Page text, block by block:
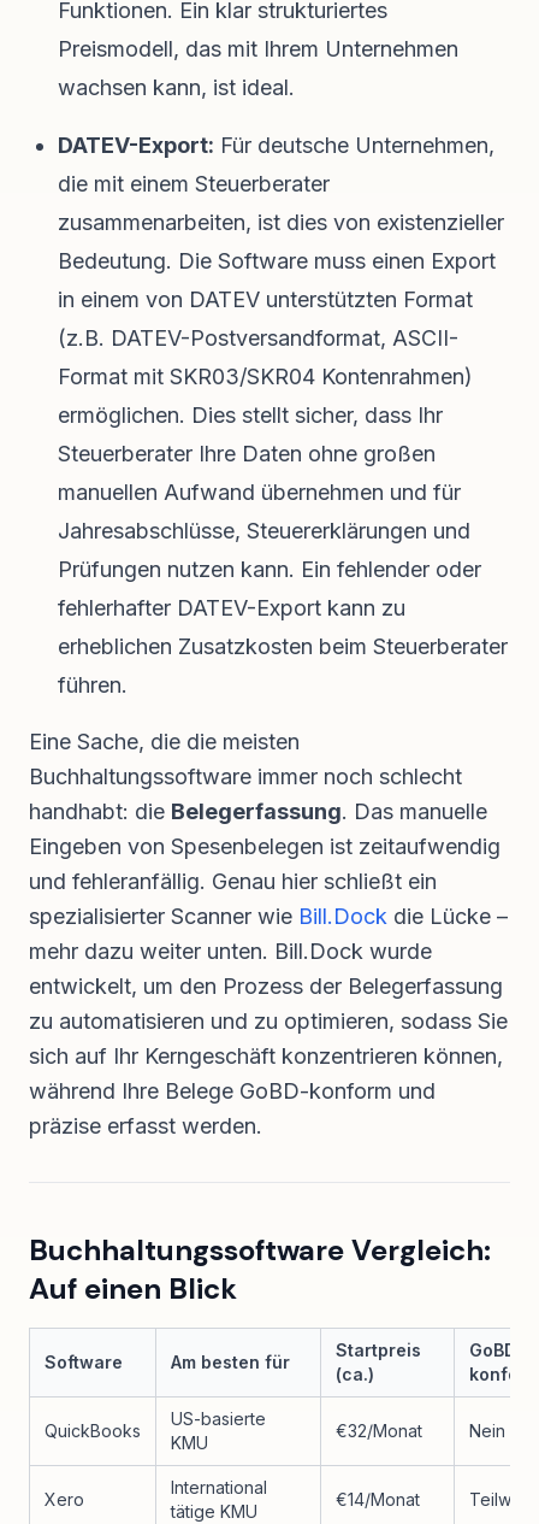
Funktionen. Ein klar strukturiertes
Preismodell, das mit Ihrem Unternehmen
wachsen kann, ist ideal.
DATEV-Export: Für deutsche Unternehmen,
die mit einem Steuerberater
zusammenarbeiten, ist dies von existenzieller
Bedeutung. Die Software muss einen Export
in einem von DATEV unterstützten Format
(z.B. DATEV-Postversandformat, ASCII-
Format mit SKR03/SKR04 Kontenrahmen)
ermöglichen. Dies stellt sicher, dass Ihr
Steuerberater Ihre Daten ohne großen
manuellen Aufwand übernehmen und für
Jahresabschlüsse, Steuererklärungen und
Prüfungen nutzen kann. Ein fehlender oder
fehlerhafter DATEV-Export kann zu
erheblichen Zusatzkosten beim Steuerberater
führen.
Eine Sache, die die meisten
Buchhaltungssoftware immer noch schlecht
handhabt: die Belegerfassung. Das manuelle
Eingeben von Spesenbelegen ist zeitaufwendig
und fehleranfällig. Genau hier schließt ein
spezialisierter Scanner wie Bill.Dock die Lücke –
mehr dazu weiter unten. Bill.Dock wurde
entwickelt, um den Prozess der Belegerfassung
zu automatisieren und zu optimieren, sodass Sie
sich auf Ihr Kerngeschäft konzentrieren können,
während Ihre Belege GoBD-konform und
präzise erfasst werden.
Buchhaltungssoftware Vergleich:
Auf einen Blick
Software Am besten für
Startpreis
(ca.)
GoBD-
konform
QuickBooks
US-basierte
KMU
€32/Monat Nein
Xero
International
tätige KMU
€14/Monat